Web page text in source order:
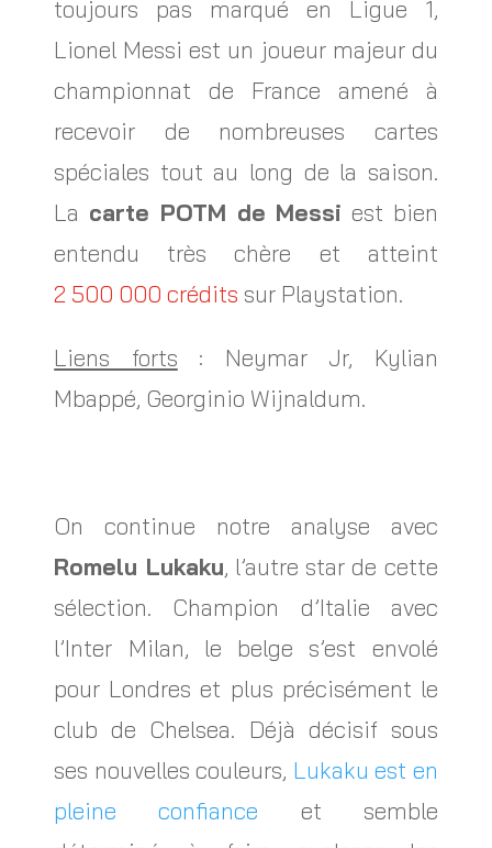
toujours pas marqué en Ligue 1,
Lionel Messi est un joueur majeur du
championnat de France amené à
recevoir de nombreuses cartes
spéciales tout au long de la saison.
La carte POTM de Messi est bien
entendu très chère et atteint
2 500 000 crédits sur Playstation.
Liens forts : Neymar Jr, Kylian
Mbappé, Georginio Wijnaldum.
On continue notre analyse avec
Romelu Lukaku, l’autre star de cette
sélection. Champion d’Italie avec
l’Inter Milan, le belge s’est envolé
pour Londres et plus précisément le
club de Chelsea. Déjà décisif sous
ses nouvelles couleurs, Lukaku est en
pleine confiance et semble